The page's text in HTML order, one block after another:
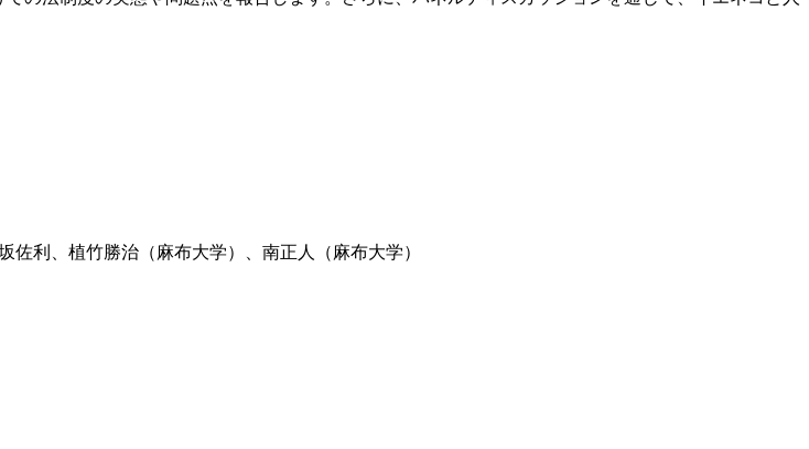
利、植竹勝治（麻布大学）、南正人（麻布大学）